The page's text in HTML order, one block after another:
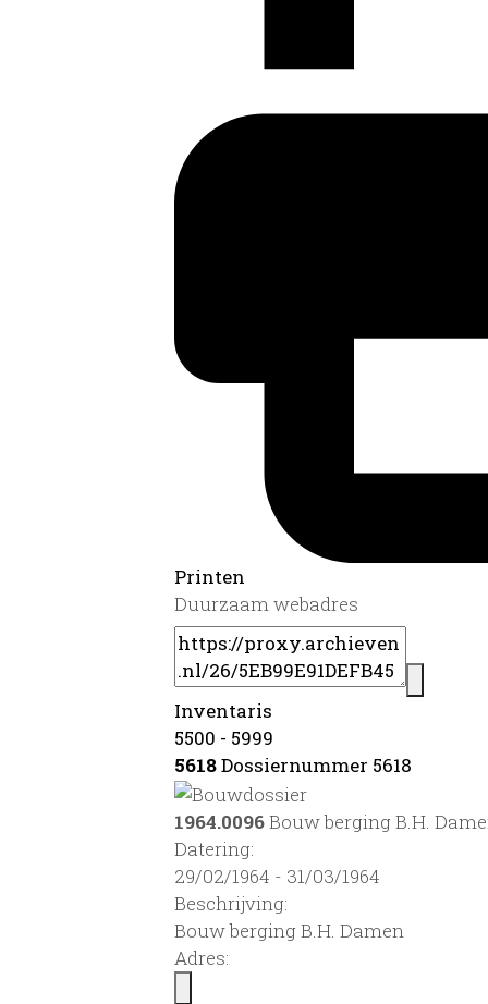
Printen
Duurzaam webadres
Inventaris
5500 - 5999
5618Dossiernummer 5618
1964.0096Bouw berging B.H.
Datering:
29/02/1964 - 31/03/1964
Beschrijving:
Bouw berging B.H. Damen
Adres: